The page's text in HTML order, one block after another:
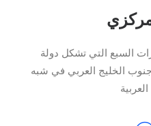
السبع التي تشكل دولة
جنوب الخليج العربي في شبه